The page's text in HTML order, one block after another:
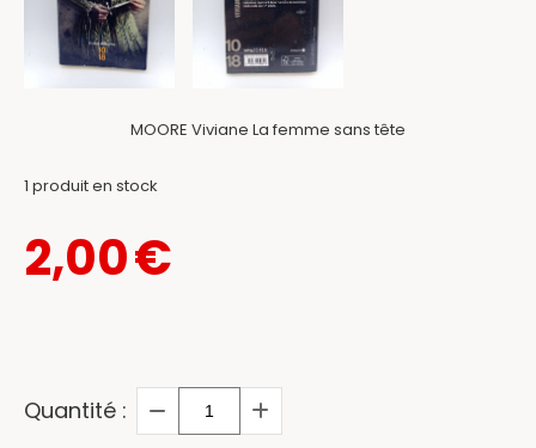
MOORE Viviane La femme sans tête
2,00€
1 produit en stock
Quantité :